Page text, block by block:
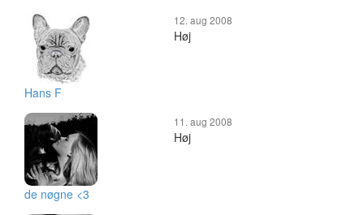
Hans F
12. aug 2008
Høj
de nøgne <3
11. aug 2008
Høj